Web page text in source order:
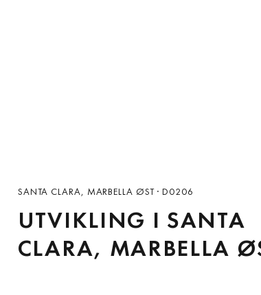
SANTA CLARA, MARBELLA ØST · D0206
UTVIKLING I SANTA
CLARA, MARBELLA